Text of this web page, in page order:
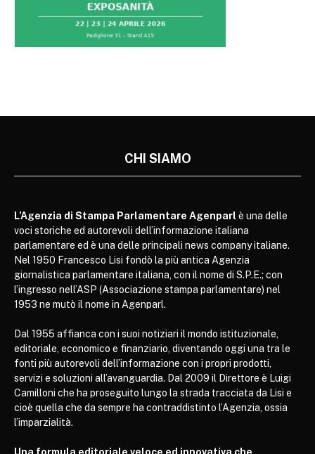
CHI SIAMO
L’Agenzia di Stampa Parlamentare Agenparl è una delle
voci storiche ed autorevoli dell’informazione italiana
parlamentare ed è una delle principali news company italiane.
Nel 1950 Francesco Lisi fondò la più antica Agenzia
giornalistica parlamentare italiana, con il nome di S.P.E.; con
l’ingresso nell’ASP (Associazione stampa parlamentare) nel
1953 ne mutò il nome in Agenparl.
Dal 1955 affianca con i suoi notiziari il mondo istituzionale,
editoriale, economico e finanziario, diventando oggi una tra le
fonti più autorevoli dell’informazione con i propri prodotti,
servizi e soluzioni all’avanguardia. Dal 2009 il Direttore è Luigi
Camilloni che ha proseguito lungo la strada tracciata da Lisi e
cioè quella che da sempre ha contraddistinto l’Agenzia, ossia
l’imparzialità.